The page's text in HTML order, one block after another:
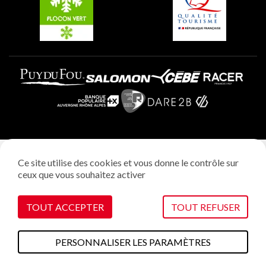
Gestion des cookies
Ce site utilise des cookies et vous donne le contrôle sur
ceux que vous souhaitez activer
TOUT ACCEPTER TOUT REFUSER
PERSONNALISER LES PARAMÈTRES